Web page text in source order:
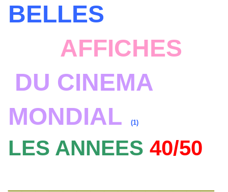
BELLES
AFFICHES
DU CINEMA
MONDIAL
(1)
LES ANNEES 40/50